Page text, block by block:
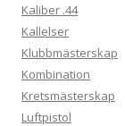
Kaliber .44
Kallelser
Klubbmästerskap
Kombination
Kretsmästerskap
Luftpistol